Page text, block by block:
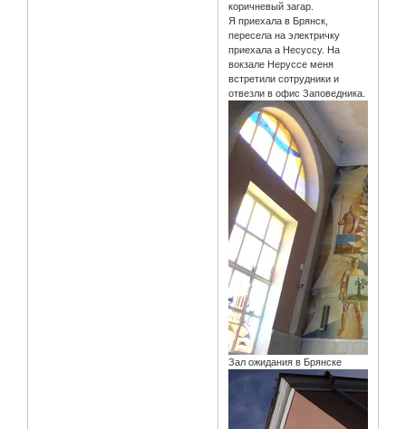
коричневый загар.
Я приехала в Брянск,
пересела на электричку
приехала а Несуссу. На
вокзале Неруссе меня
встретили сотрудники и
отвезли в офис Заповедника.
Зал ожидания в Брянске